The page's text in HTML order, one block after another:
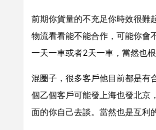
前期你貨量的不充足你時效很難
物流看看能不能合作，可能你會
一天一車或者2天一車，當然也
混圈子，很多客戶他目前都是有
個乙個客戶可能發上海也發北京
面的你自己去談。當然也是互利